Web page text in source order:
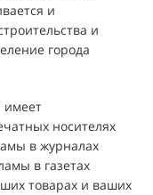
и
и
города
имеет
носителях
в журналах
в газетах
товарах и ваших